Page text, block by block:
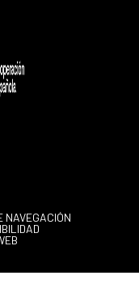
NAVEGACIÓN